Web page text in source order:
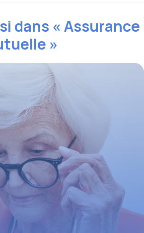
dans « Assurance
»